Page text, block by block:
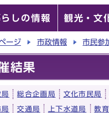
しの情報 観光・文
ージ 市政情報 市民参
結果
総合企画局 文化市民局
局 交通局 上下水道局 教